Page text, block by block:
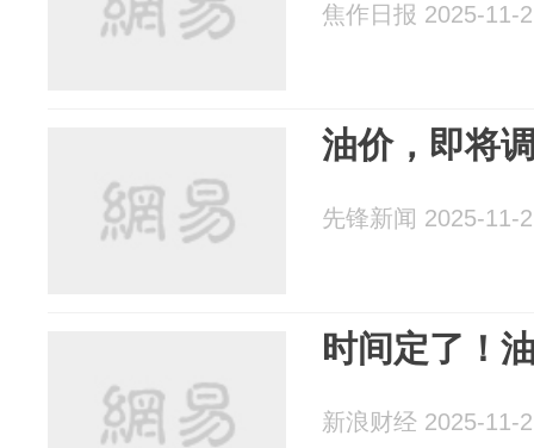
焦作日报 2025-11-
油价，即将
先锋新闻 2025-11-
时间定了！
新浪财经 2025-11-